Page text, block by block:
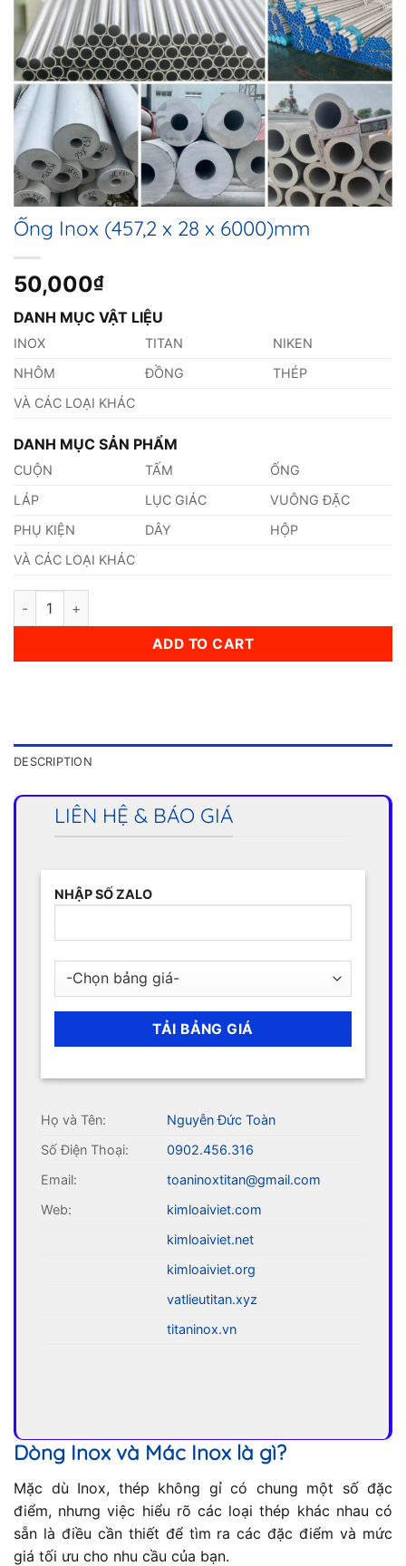
Ống Inox (457,2 x 28 x 6000)mm
50,000₫
DANH MỤC VẬT LIỆU
INOX TITAN
NIKEN
NHÔM
ĐỒNG
THÉP
VÀ CÁC LOẠI KHÁC
DANH MỤC SẢN PHẨM
CUỘN TẤM
ỐNG
LÁP
LỤC GIÁC
VUÔNG ĐẶC
PHỤ KIỆN
DÂY
HỘP
VÀ CÁC LOẠI KHÁC
Ống Inox (457,2 x 28 x 6000)mm quantity
ADD TO CART
DESCRIPTION
LIÊN HỆ & BÁO GIÁ
NHẬP SỐ ZALO
Họ và Tên:
Nguyễn Đức Toàn
Số Điện Thoại:
0902.456.316
Email:
toaninoxtitan@gmail.com
Web:
kimloaiviet.com
kimloaiviet.net
kimloaiviet.org
vatlieutitan.xyz
titaninox.vn
Dòng Inox và Mác Inox là gì?
Mặc dù Inox, thép không gỉ có chung một số đặc
điểm, nhưng việc hiểu rõ các loại thép khác nhau có
sẵn là điều cần thiết để tìm ra các đặc điểm và mức
giá tối ưu cho nhu cầu của bạn.